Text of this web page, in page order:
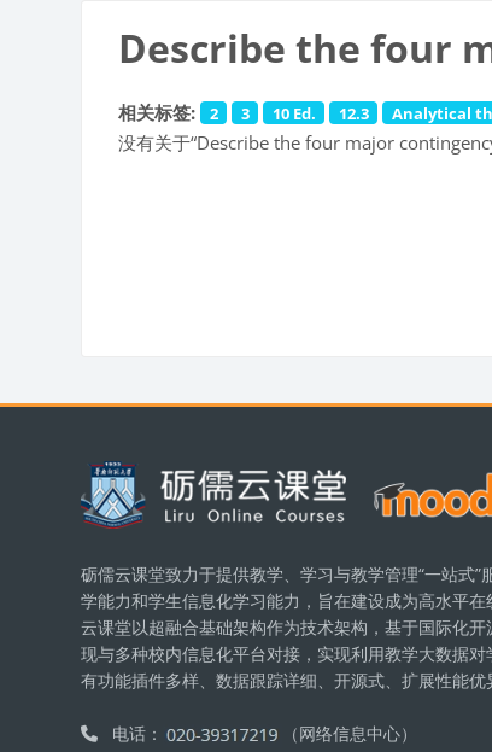
Describe the four
相关标签: 2 3 10 Ed. 12.3 Analytical
没有关于“Describe the four major
版块
砺儒云课堂致力于提供教学、学习与教学管理“一站式”
学能力和学生信息化学习能力，旨在建设成为高水平
云课堂以超融合基础架构作为技术架构，基于国际化
现与多种校内信息化平台对接，实现利用教学大数据
有功能插件多样、数据跟踪详细、开源式、扩展性能优
电话： （网络信息中心）